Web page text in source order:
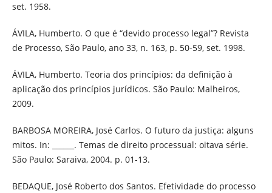
set. 1958.
ÁVILA, Humberto. O que é “devido processo legal”? Revista
de Processo, São Paulo, ano 33, n. 163, p. 50-59, set. 1998.
ÁVILA, Humberto. Teoria dos princípios: da definição à
aplicação dos princípios jurídicos. São Paulo: Malheiros,
2009.
BARBOSA MOREIRA, José Carlos. O futuro da justiça: alguns
mitos. In: ______. Temas de direito processual: oitava série.
São Paulo: Saraiva, 2004. p. 01-13.
BEDAQUE, José Roberto dos Santos. Efetividade do processo